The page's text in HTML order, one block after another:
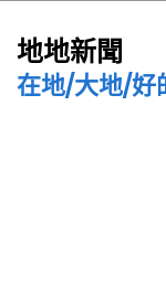
地地新聞
在地/大地/好